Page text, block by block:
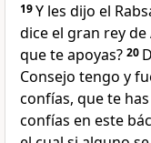
19Y les dijo el
dice el gran rey de
que te apoyas? 20
Consejo tengo y
confías, que te
confías en este